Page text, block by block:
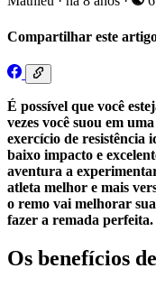
Compartilhar este
É possível que você
vezes você suou em
exercício de resistência
baixo impacto e
aventura a
atleta melhor e mais
o remo vai melhorar
fazer a remada perfeita.
Os benefícios